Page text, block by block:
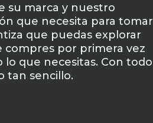
su marca y nuestro
que necesita para tomar
que puedas explorar
compres por primera vez
que necesitas. Con todo
tan sencillo.